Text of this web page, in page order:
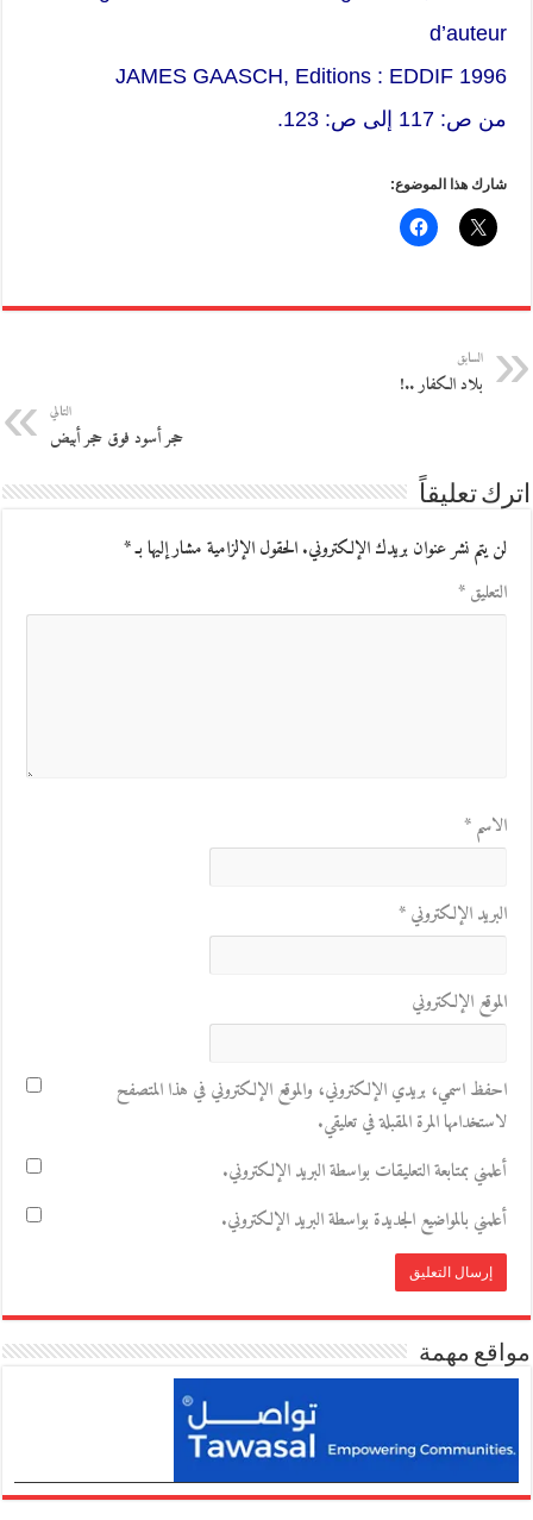
d’auteur
JAMES GAASCH, Editions : EDDIF 1996
من ص: 117 إلى ص: 123.
شارك هذا الموضوع:
السابق
بلاد الكفار ..!
التالي
حجر أسود فوق حجر أبيض
اترك تعليقاً
لن يتم نشر عنوان بريدك الإلكتروني.الحقول الإلزامية مشار إليها بـ*
التعليق*
الاسم*
البريد الإلكتروني*
الموقع الإلكتروني
احفظ اسمي، بريدي الإلكتروني، والموقع الإلكتروني في هذا المتصفح
لاستخدامها المرة المقبلة في تعليقي.
أعلمني بمتابعة التعليقات بواسطة البريد الإلكتروني.
أعلمني بالمواضيع الجديدة بواسطة البريد الإلكتروني.
مواقع مهمة